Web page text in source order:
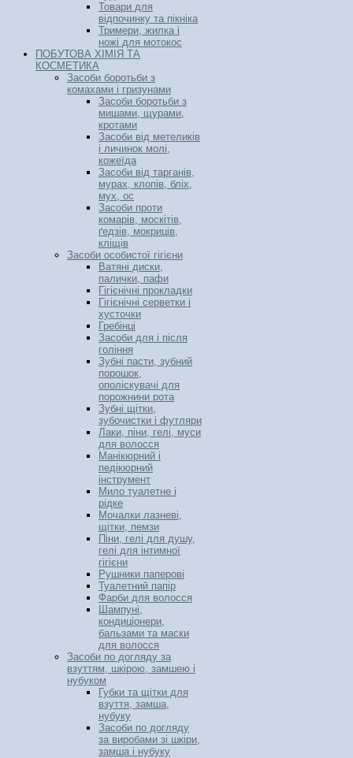
Товари для
відпочинку та пікніка
Тримери, жилка і
ножі для мотокос
ПОБУТОВА ХІМІЯ ТА
КОСМЕТИКА
Засоби боротьби з
комахами і гризунами
Засоби боротьби з
мишами, щурами,
кротами
Засоби від метеликів
і личинок молі,
кожеїда
Засоби від тарганів,
мурах, клопів, бліх,
мух, ос
Засоби проти
комарів, москітів,
ґедзів, мокриців,
кліщів
Засоби особистої гігієни
Ватяні диски,
палички, пафи
Гігієнічні прокладки
Гігієнічні серветки і
хусточки
Гребінці
Засоби для і після
гоління
Зубні пасти, зубний
порошок,
ополіскувачі для
порожнини рота
Зубні щітки,
зубочистки і футляри
Лаки, піни, гелі, муси
для волосся
Манікюрний і
педікюрний
інструмент
Мило туалетне і
рідке
Мочалки лазневі,
щітки, пемзи
Піни, гелі для душу,
гелі для інтимної
гігієни
Рушники паперові
Туалетний папір
Фарби для волосся
Шампуні,
кондиціонери,
бальзами та маски
для волосся
Засоби по догляду за
взуттям, шкірою, замшею і
нубуком
Губки та щітки для
взуття, замша,
нубуку
Засоби по догляду
за виробами зі шкіри,
замша і нубуку